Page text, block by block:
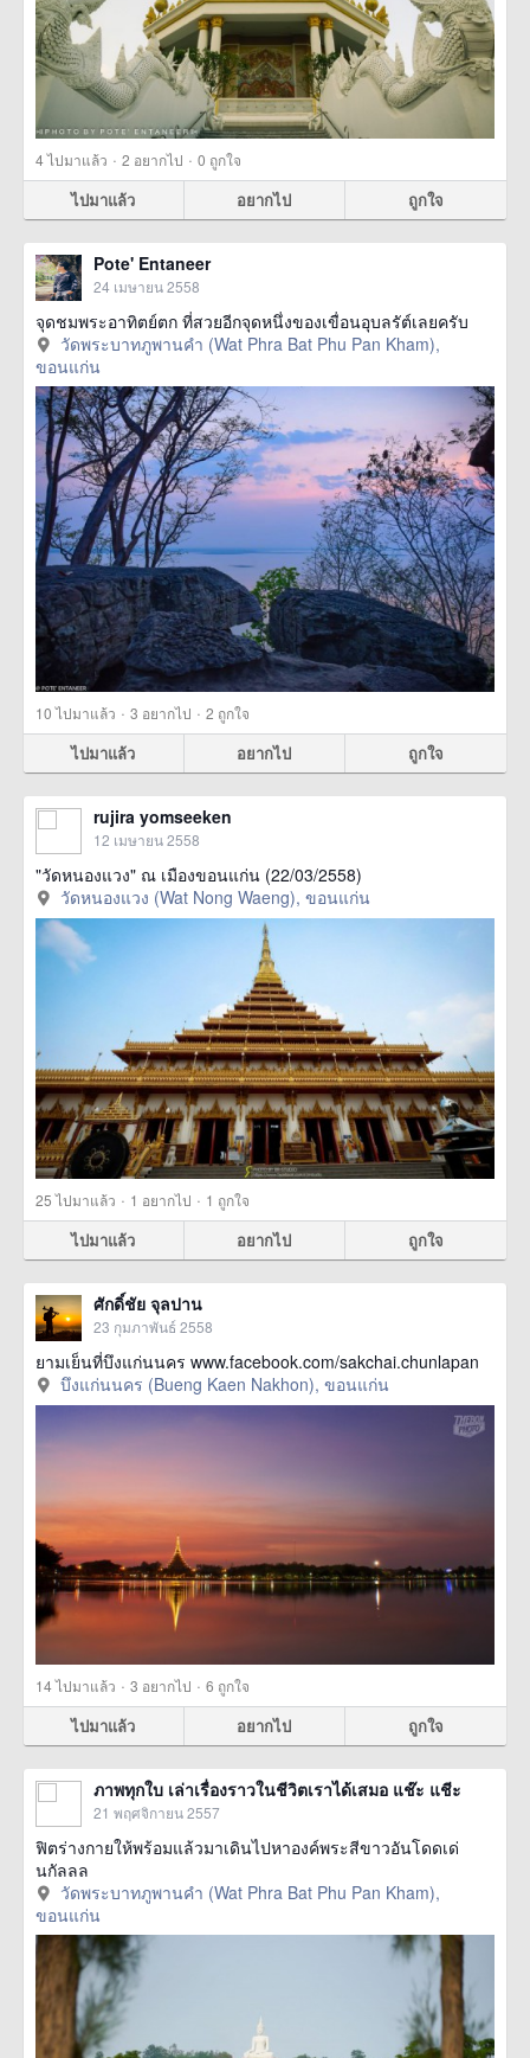
4ไปมาแล้ว · 2 อยากไป · 0 ถูกใจ
ไปมาแล้ว อยากไป ถูกใจ
Pote' Entaneer
24 เมษายน 2558
จุดชมพระอาทิตย์ตก ที่สวยอีกจุดหนึ่งของเขื่อนอุบลรัต์เลยครับ
วัดพระบาทภูพานคำ (Wat Phra Bat Phu Pan Kham),
ขอนแก่น
10ไปมาแล้ว · 3 อยากไป · 2 ถูกใจ
ไปมาแล้ว อยากไป ถูกใจ
rujira yomseeken
12 เมษายน 2558
"วัดหนองแวง" ณ เมืองขอนแก่น (22/03/2558)
วัดหนองแวง (Wat Nong Waeng), ขอนแก่น
25ไปมาแล้ว · 1 อยากไป · 1 ถูกใจ
ไปมาแล้ว อยากไป ถูกใจ
ศักดิ์ชัย จุลปาน
23 กุมภาพันธ์ 2558
ยามเย็นที่บึงแก่นนคร www.facebook.com/sakchai.chunlapan
บึงแก่นนคร (Bueng Kaen Nakhon), ขอนแก่น
14ไปมาแล้ว · 3 อยากไป · 6 ถูกใจ
ไปมาแล้ว อยากไป ถูกใจ
ภาพทุกใบ เล่าเรื่องราวในชีวิตเราได้เสมอ แช๊ะ แชีะ
21 พฤศจิกายน 2557
ฟิตร่างกายให้พร้อมแล้วมาเดินไปหาองค์พระสีขาวอันโดดเด่
นกัลลล
วัดพระบาทภูพานคำ (Wat Phra Bat Phu Pan Kham),
ขอนแก่น